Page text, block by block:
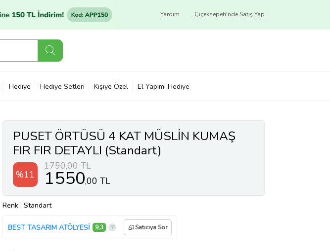
Çiçeksepeti'nde Satış Yap
Yardım
Hediye Hediye Setleri Kişiye Özel El Yapımı Hediye
PUSET ÖRTÜSÜ 4 KAT MÜSLİN KUMAŞ
FIR FIR DETAYLI (Standart)
%11
1750,00 TL
1550,00 TL
Renk : Standart
BEST TASARIM ATÖLYESİ 9,3 Satıcıya Sor